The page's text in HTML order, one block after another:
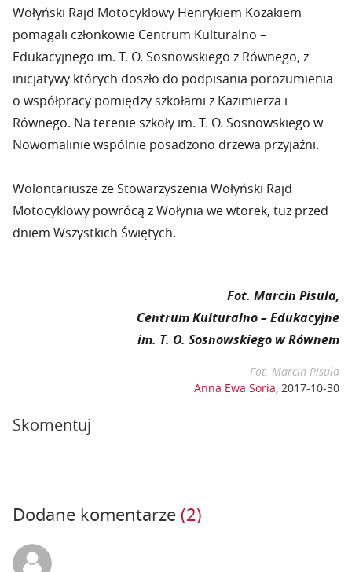
Wołyński Rajd Motocyklowy Henrykiem Kozakiem
pomagali członkowie Centrum Kulturalno –
Edukacyjnego im. T. O. Sosnowskiego z Równego, z
inicjatywy których doszło do podpisania porozumienia
o współpracy pomiędzy szkołami z Kazimierza i
Równego. Na terenie szkoły im. T. O. Sosnowskiego w
Nowomalinie wspólnie posadzono drzewa przyjaźni.
Wolontariusze ze Stowarzyszenia Wołyński Rajd
Motocyklowy powrócą z Wołynia we wtorek, tuż przed
dniem Wszystkich Świętych.
Fot. Marcin Pisula,
Centrum Kulturalno – Edukacyjne
im. T. O. Sosnowskiego w Równem
Fot. Marcin Pisula
Anna Ewa Soria, 2017-10-30
Skomentuj
Dodane komentarze (2)